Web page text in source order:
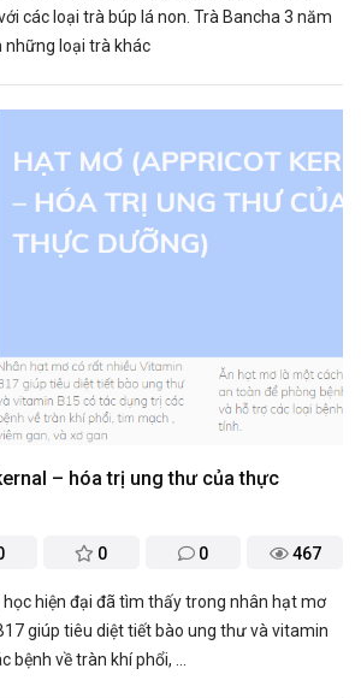
các loại trà búp lá non. Trà Bancha 3 năm
loại trà khác
– hóa trị ung thư của thực
0 0 467
hiện đại đã tìm thấy trong nhân hạt mơ
giúp tiêu diệt tiết bào ung thư và vitamin
bệnh về tràn khí phổi, ...